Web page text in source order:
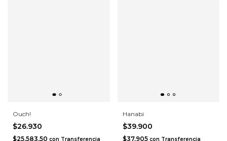
Ouch!
$26.930
$25.583,50 con Transferencia
Hanabi
$39.900
$37.905 con Transferencia